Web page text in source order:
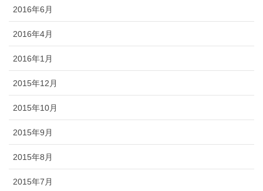
2016年6月
2016年4月
2016年1月
2015年12月
2015年10月
2015年9月
2015年8月
2015年7月